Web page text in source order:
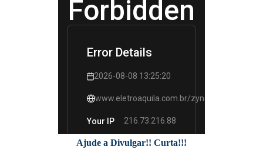
Ajude a Divulgar!! Curta!!!